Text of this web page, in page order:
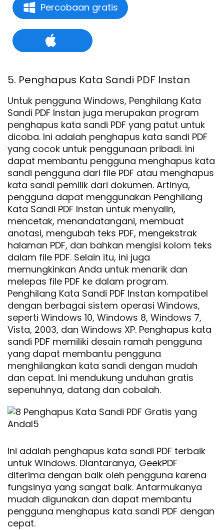
Percobaan gratis
5. Penghapus Kata Sandi PDF Instan
Untuk pengguna Windows, Penghilang Kata
Sandi PDF Instan juga merupakan program
penghapus kata sandi PDF yang patut untuk
dicoba. Ini adalah penghapus kata sandi PDF
yang cocok untuk penggunaan pribadi. Ini
dapat membantu pengguna menghapus kata
sandi pengguna dari file PDF atau menghapus
kata sandi pemilik dari dokumen. Artinya,
pengguna dapat menggunakan Penghilang
Kata Sandi PDF Instan untuk menyalin,
mencetak, menandatangani, membuat
anotasi, mengubah teks PDF, mengekstrak
halaman PDF, dan bahkan mengisi kolom teks
dalam file PDF. Selain itu, ini juga
memungkinkan Anda untuk menarik dan
melepas file PDF ke dalam program.
Penghilang Kata Sandi PDF Instan kompatibel
dengan berbagai sistem operasi Windows,
seperti Windows 10, Windows 8, Windows 7,
Vista, 2003, dan Windows XP. Penghapus kata
sandi PDF memiliki desain ramah pengguna
yang dapat membantu pengguna
menghilangkan kata sandi dengan mudah
dan cepat. Ini mendukung unduhan gratis
sepenuhnya, datang dan cobalah.
Ini adalah penghapus kata sandi PDF terbaik
untuk Windows. Diantaranya, GeekPDF
diterima dengan baik oleh pengguna karena
fungsinya yang sangat baik. Antarmukanya
mudah digunakan dan dapat membantu
pengguna menghapus kata sandi PDF dengan
cepat.